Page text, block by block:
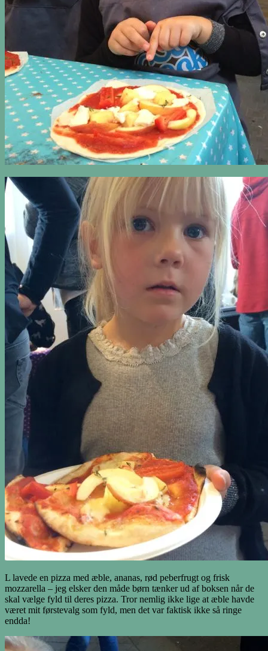
L lavede en pizza med æble, ananas, rød peberfrugt og frisk
mozzarella – jeg elsker den måde børn tænker ud af boksen når de
skal vælge fyld til deres pizza. Tror nemlig ikke lige at æble havde
været mit førstevalg som fyld, men det var faktisk ikke så ringe
endda!